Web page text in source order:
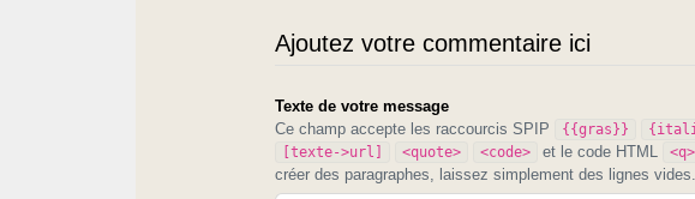
Ajoutez votre commentaire ici
Texte de votre message
Ce champ accepte les raccourcis SPIP
{{gras}}
[texte->url]
<quote> <code> et le code HTML <q>
créer des paragraphes, laissez simplement des lignes vides.